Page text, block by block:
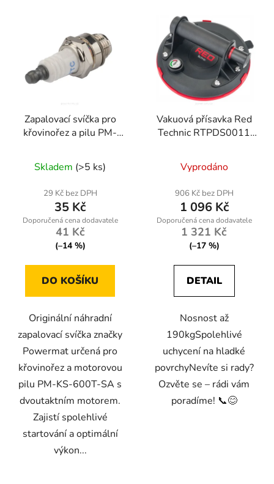
Zapalovací svíčka pro
křovinořez a pilu PM-
Skladem (>5 ks)
29 Kč bez DPH
35 Kč
41 Kč
(–14 %)
DO KOŠÍKU
Originální náhradní
zapalovací svíčka značky
Powermat určená pro
křovinořez a motorovou
pilu PM-KS-600T-SA s
dvoutaktním motorem.
Zajistí spolehlivé
startování a optimální
výkon...
Vakuová přísavka Red
Technic RTPDS0011
Vyprodáno
906 Kč bez DPH
1 096 Kč
1 321 Kč
(–17 %)
DETAIL
Nosnost až
190kgSpolehlivé
uchycení na hladké
povrchyNevíte si rady?
Ozvěte se – rádi vám
poradíme! 📞😊